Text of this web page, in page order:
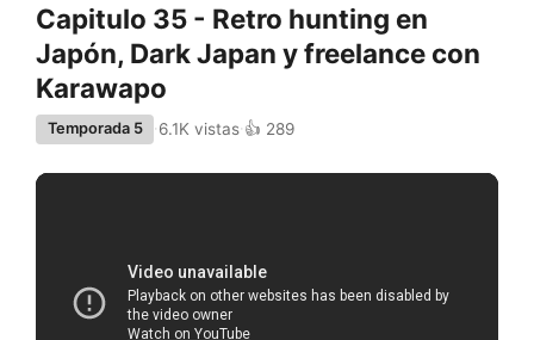
Capitulo 35 - Retro hunting en
Japón, Dark Japan y freelance con
Karawapo
Temporada 5 · 6.1K vistas· 👍 289